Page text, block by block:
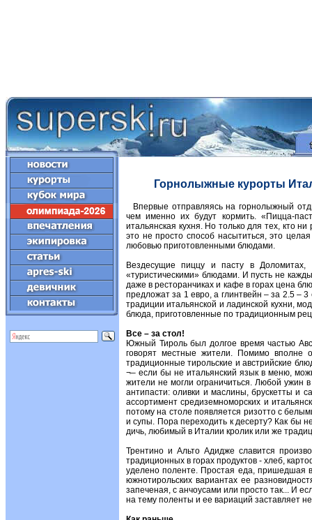
Горнолыжные курорты
Впервые отправляясь на горнолыжный
чем именно их будут кормить. «Пицца-
итальянская кухня. Но только для тех, кто
это не просто способ насытиться, это
любовью приготовленными блюдами.
Вездесущие пиццу и пасту в
«туристическими» блюдами. И пусть не
даже в ресторанчиках и кафе в горах цена
предложат за 1 евро, а глинтвейн – за 2.5 –
традиции итальянской и ладинской кухни,
блюда, приготовленные по традиционным
Все – за стол!
Южный Тироль был долгое время частью
говорят местные жители. Помимо вполне
традиционные тирольские и австрийские
¬– если бы не итальянский язык в меню,
жители не могли ограничиться. Любой ужин
антипасти: оливки и маслины, брускетты и
ассортимент средиземноморских и
потому на столе появляется ризотто с
и супы. Пора переходить к десерту? Как бы
дичь, любимый в Италии кролик или же
Трентино и Альто Адидже славится
традиционных в горах продуктов - хлеб,
уделено поленте. Простая еда, пришедшая
южнотирольских вариантах ее
запеченая, с анчоусами или просто так... И
на тему поленты и ее вариаций заставляет